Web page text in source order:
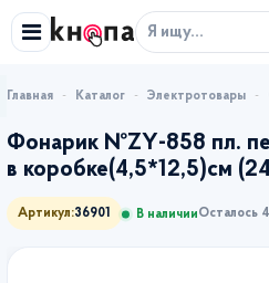
Каталог Электротовары
Фонарик №ZY-858 пл.
в коробке(4,5*12,5)см
Артикул:36901 В наличииОсталось